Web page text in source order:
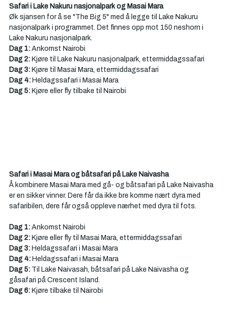
Safari i Lake Nakuru nasjonalpark og Masai Mara
Øk sjansen for å se "The Big 5" med å legge til Lake Nakuru
nasjonalpark i programmet. Det finnes opp mot 150 neshorn i
Lake Nakuru nasjonalpark.
Dag 1: Ankomst Nairobi
Dag 2: Kjøre til Lake Nakuru nasjonalpark, ettermiddagssafari
Dag 3: Kjøre til Masai Mara, ettermiddagssafari
Dag 4: Heldagssafari i Masai Mara
Dag 5: Kjøre eller fly tilbake til Nairobi
Safari i Masai Mara og båtsafari på Lake Naivasha
Å kombinere Masai Mara med gå- og båtsafari på Lake Naivasha
er en sikker vinner. Dere får da ikke bre komme nært dyra med
safaribilen, dere får også oppleve nærhet med dyra til fots.
Dag 1: Ankomst Nairobi
Dag 2: Kjøre eller fly til Masai Mara, ettermiddagssafari
Dag 3: Heldagssafari i Masai Mara
Dag 4: Heldagssafari i Masai Mara
Dag 5: Til Lake Naivasah, båtsafari på Lake Naivasha og
gåsafari på Crescent Island.
Dag 6: Kjøre tilbake til Nairobi